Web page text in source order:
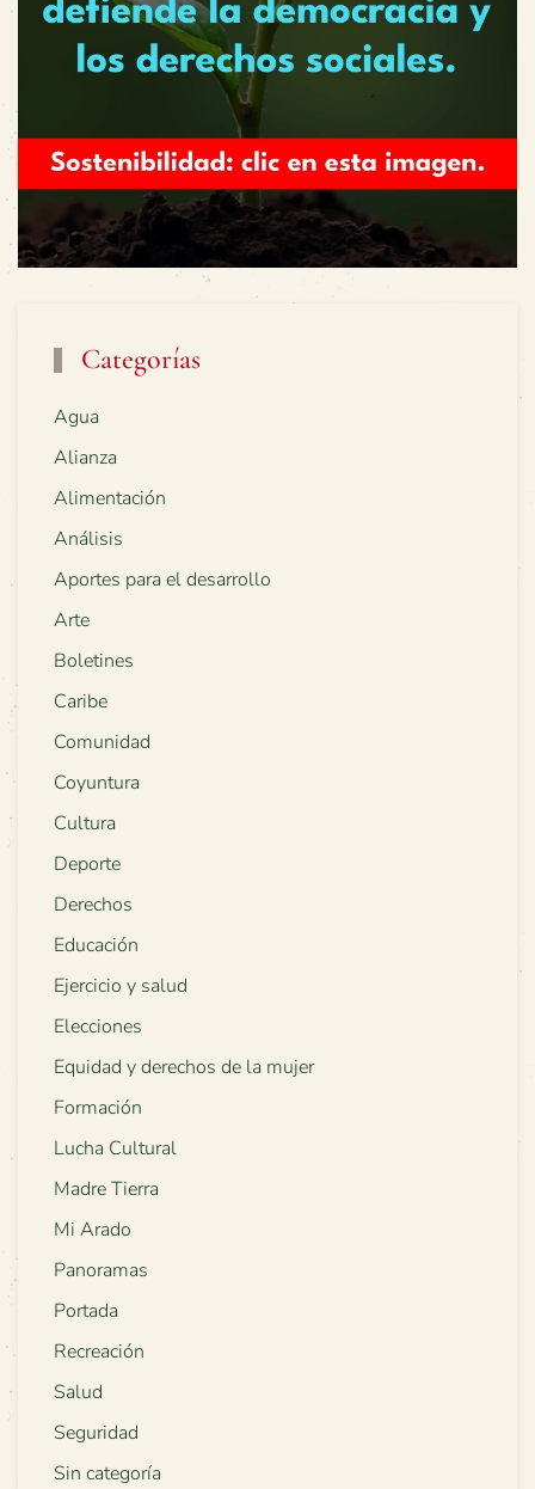
Categorías
Agua
Alianza
Alimentación
Análisis
Aportes para el desarrollo
Arte
Boletines
Caribe
Comunidad
Coyuntura
Cultura
Deporte
Derechos
Educación
Ejercicio y salud
Elecciones
Equidad y derechos de la mujer
Formación
Lucha Cultural
Madre Tierra
Mi Arado
Panoramas
Portada
Recreación
Salud
Seguridad
Sin categoría